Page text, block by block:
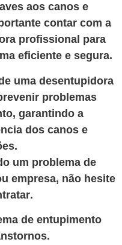
aos canos e
contar com a
profissional para
eficiente e segura.
uma desentupidora
problemas
garantindo a
dos canos e
um problema de
empresa, não hesite
.
de entupimento